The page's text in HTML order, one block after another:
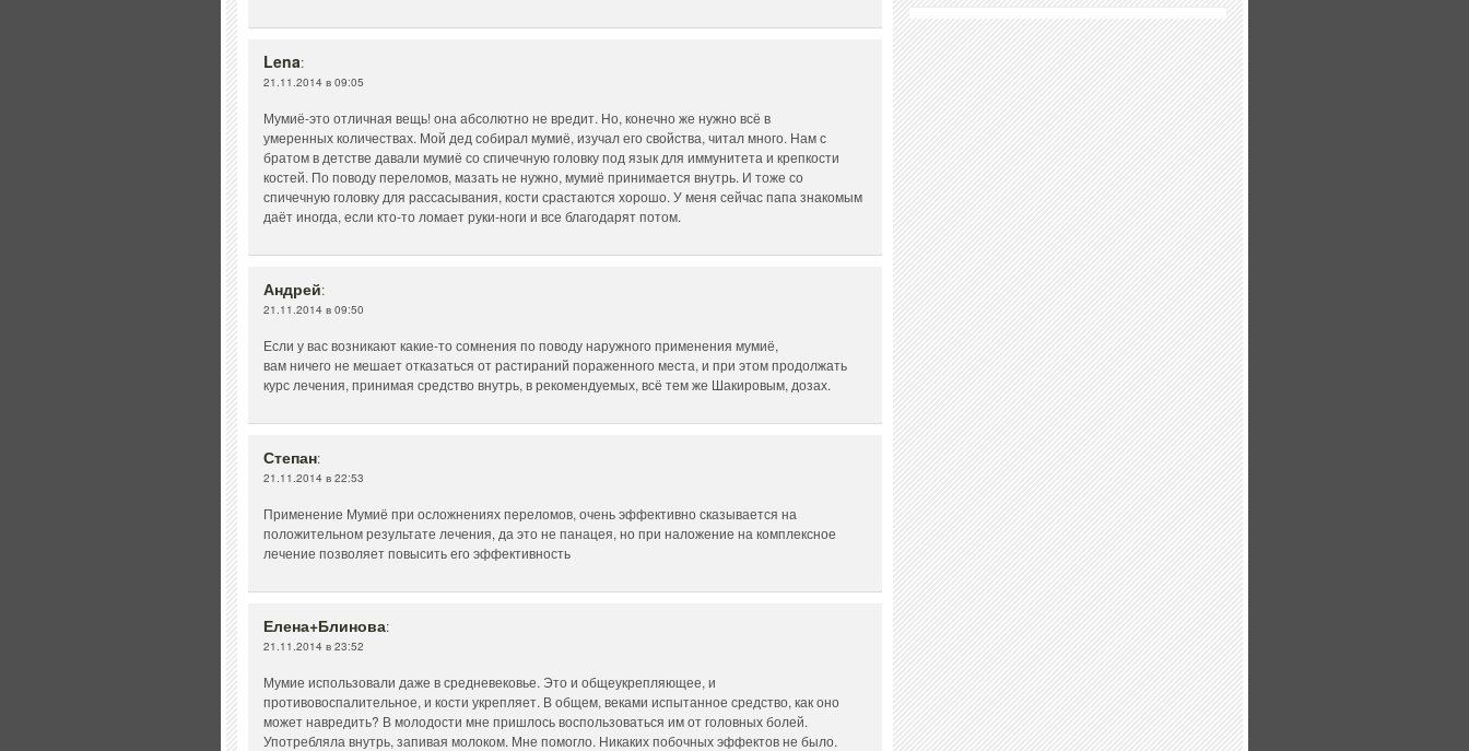
Lena:
21.11.2014 в 09:05
Мумиё-это отличная вещь! она абсолютно не вредит. Но, конечно же нужно всё в
умеренных количествах. Мой дед собирал мумиё, изучал его свойства, читал много. Нам с
братом в детстве давали мумиё со спичечную головку под язык для иммунитета и крепкости
костей. По поводу переломов, мазать не нужно, мумиё принимается внутрь. И тоже со
спичечную головку для рассасывания, кости срастаются хорошо. У меня сейчас папа знакомым
даёт иногда, если кто-то ломает руки-ноги и все благодарят потом.
Андрей:
21.11.2014 в 09:50
Если у вас возникают какие-то сомнения по поводу наружного применения мумиё,
вам ничего не мешает отказаться от растираний пораженного места, и при этом продолжать
курс лечения, принимая средство внутрь, в рекомендуемых, всё тем же Шакировым, дозах.
Степан:
21.11.2014 в 22:53
Применение Мумиё при осложнениях переломов, очень эффективно сказывается на
положительном результате лечения, да это не панацея, но при наложение на комплексное
лечение позволяет повысить его эффективность
Елена+Блинова:
21.11.2014 в 23:52
Мумие использовали даже в средневековье. Это и общеукрепляющее, и
противовоспалительное, и кости укрепляет. В общем, веками испытанное средство, как оно
может навредить? В молодости мне пришлось воспользоваться им от головных болей.
Употребляла внутрь, запивая молоком. Мне помогло. Никаких побочных эффектов не было.